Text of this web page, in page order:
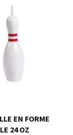
EN FORME
24 OZ